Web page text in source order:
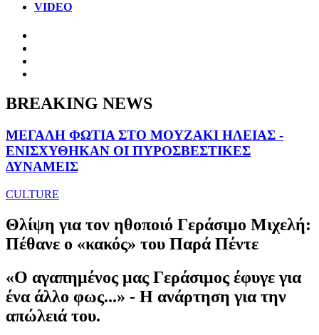
VIDEO
BREAKING NEWS
ΜΕΓΑΛΗ ΦΩΤΙΑ ΣΤΟ ΜΟΥΖΑΚΙ ΗΛΕΙΑΣ -
ΕΝΙΣΧΥΘΗΚΑΝ ΟΙ ΠΥΡΟΣΒΕΣΤΙΚΕΣ
ΔΥΝΑΜΕΙΣ
CULTURE
Θλίψη για τον ηθοποιό Γεράσιμο Μιχελή:
Πέθανε ο «κακός» του Παρά Πέντε
«Ο αγαπημένος μας Γεράσιμος έφυγε για
ένα άλλο φως...» - Η ανάρτηση για την
απώλειά του.